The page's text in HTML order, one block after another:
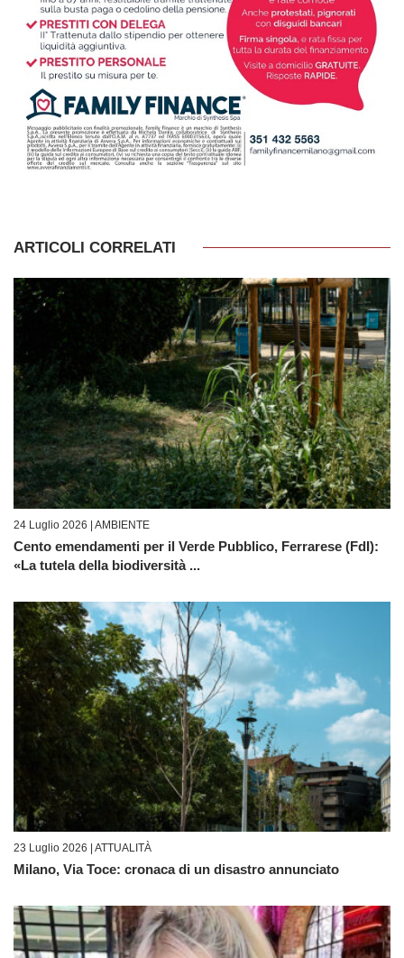
ARTICOLI CORRELATI
24 Luglio 2026 | AMBIENTE
Cento emendamenti per il Verde Pubblico, Ferrarese (FdI):
«La tutela della biodiversità ...
23 Luglio 2026 | ATTUALITÀ
Milano, Via Toce: cronaca di un disastro annunciato